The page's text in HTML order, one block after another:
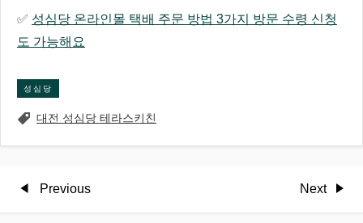
✅ 성심당 온라인몰 택배 주문 방법 3가지 방문 수령 신청
도 가능해요
성심당
대전 성심당 테라스키친
글Previous
Previous
Next
Next